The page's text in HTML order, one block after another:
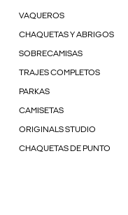
VAQUEROS
CHAQUETAS Y ABRIGOS
SOBRECAMISAS
TRAJES COMPLETOS
PARKAS
CAMISETAS
ORIGINALS STUDIO
CHAQUETAS DE PUNTO